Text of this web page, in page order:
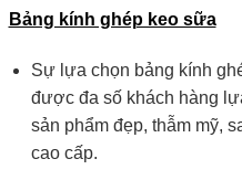
Bảng kính ghép keo sữa
Sự lựa chọn bảng kính
được đa số khách hàng
sản phẩm đẹp, thẫm mỹ,
cao cấp.